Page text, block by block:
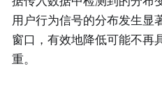
用户行为信号的分布发生显
窗口，有效地降低可能不再
重。